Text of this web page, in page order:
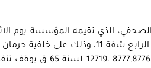
يناير في الثانية عشر ظهرا، بمقرها الكائن ب 38 ش عبد الخالق ثروت الدور
أداء الامتحانات ، على الرغم من صدور أحكام قضائية